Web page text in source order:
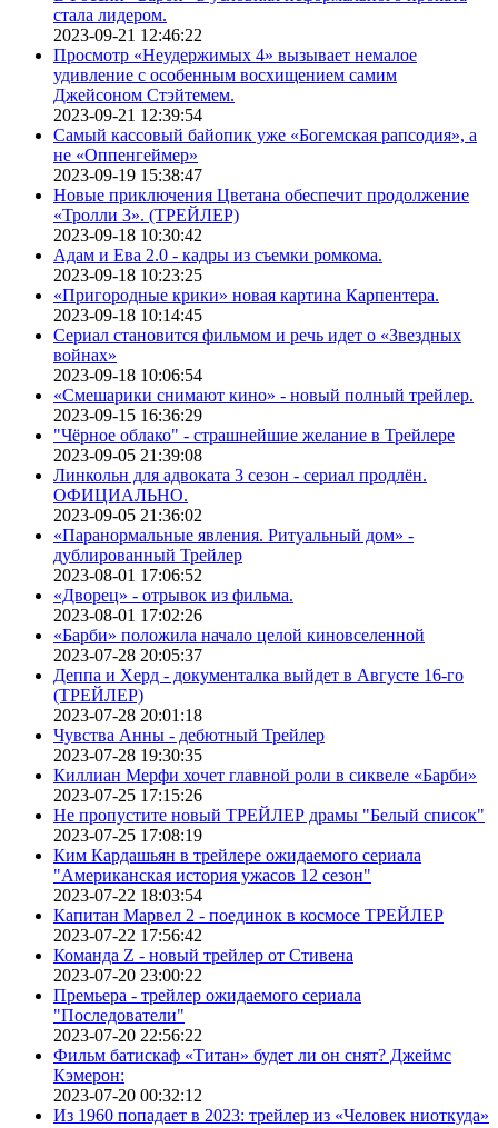
стала лидером.
2023-09-21 12:46:22
Просмотр «Неудержимых 4» вызывает немалое
удивление с особенным восхищением самим
Джейсоном Стэйтемем.
2023-09-21 12:39:54
Самый кассовый байопик уже «Богемская рапсодия», а
не «Оппенгеймер»
2023-09-19 15:38:47
Новые приключения Цветана обеспечит продолжение
«Тролли 3». (ТРЕЙЛЕР)
2023-09-18 10:30:42
Адам и Ева 2.0 - кадры из съемки ромкома.
2023-09-18 10:23:25
«Пригородные крики» новая картина Карпентера.
2023-09-18 10:14:45
Сериал становится фильмом и речь идет о «Звездных
войнах»
2023-09-18 10:06:54
«Смешарики снимают кино» - новый полный трейлер.
2023-09-15 16:36:29
"Чёрное облако" - страшнейшие желание в Трейлере
2023-09-05 21:39:08
Линкольн для адвоката 3 сезон - сериал продлён.
ОФИЦИАЛЬНО.
2023-09-05 21:36:02
«Паранормальные явления. Ритуальный дом» -
дублированный Трейлер
2023-08-01 17:06:52
«Дворец» - отрывок из фильма.
2023-08-01 17:02:26
«Барби» положила начало целой киновселенной
2023-07-28 20:05:37
Деппа и Херд - документалка выйдет в Августе 16-го
(ТРЕЙЛЕР)
2023-07-28 20:01:18
Чувства Анны - дебютный Трейлер
2023-07-28 19:30:35
Киллиан Мерфи хочет главной роли в сиквеле «Барби»
2023-07-25 17:15:26
Не пропустите новый ТРЕЙЛЕР драмы "Белый список"
2023-07-25 17:08:19
Ким Кардашьян в трейлере ожидаемого сериала
"Американская история ужасов 12 сезон"
2023-07-22 18:03:54
Капитан Марвел 2 - поединок в космосе ТРЕЙЛЕР
2023-07-22 17:56:42
Команда Z - новый трейлер от Стивена
2023-07-20 23:00:22
Премьера - трейлер ожидаемого сериала
"Последователи"
2023-07-20 22:56:22
Фильм батискаф «Титан» будет ли он снят? Джеймс
Кэмерон:
2023-07-20 00:32:12
Из 1960 попадает в 2023: трейлер из «Человек ниоткуда»